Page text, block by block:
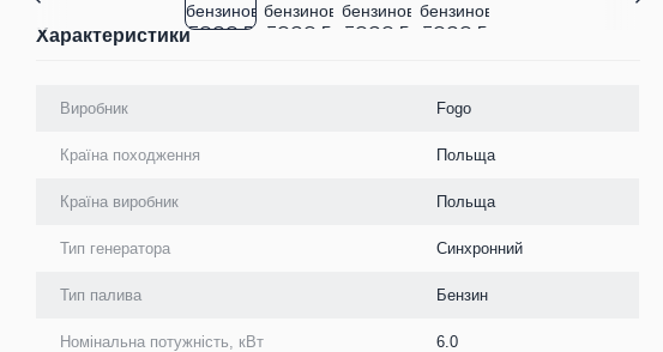
Характеристики
Виробник Fogo
Країна походження Польща
Країна виробник Польща
Тип генератора Синхронний
Тип палива Бензин
Номінальна потужність, кВт 6.0